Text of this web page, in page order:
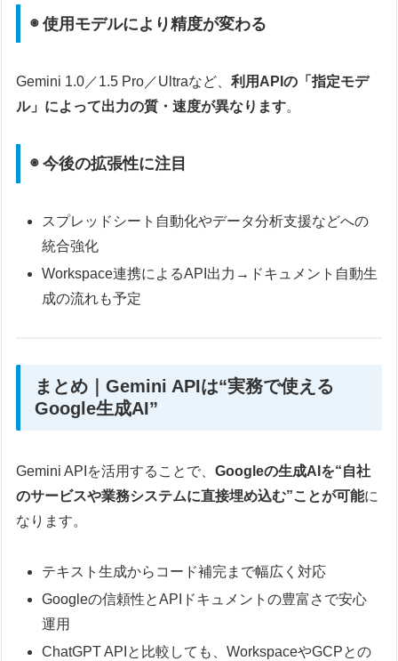
◉ 使用モデルにより精度が変わる
Gemini 1.0／1.5 Pro／Ultraなど、利用APIの「指定モデ
ル」によって出力の質・速度が異なります。
◉ 今後の拡張性に注目
スプレッドシート自動化やデータ分析支援などへの
統合強化
Workspace連携によるAPI出力→ドキュメント自動生
成の流れも予定
まとめ｜Gemini APIは“実務で使える
Google生成AI”
Gemini APIを活用することで、Googleの生成AIを“自社
のサービスや業務システムに直接埋め込む”ことが可能に
なります。
テキスト生成からコード補完まで幅広く対応
Googleの信頼性とAPIドキュメントの豊富さで安心
運用
ChatGPT APIと比較しても、WorkspaceやGCPとの